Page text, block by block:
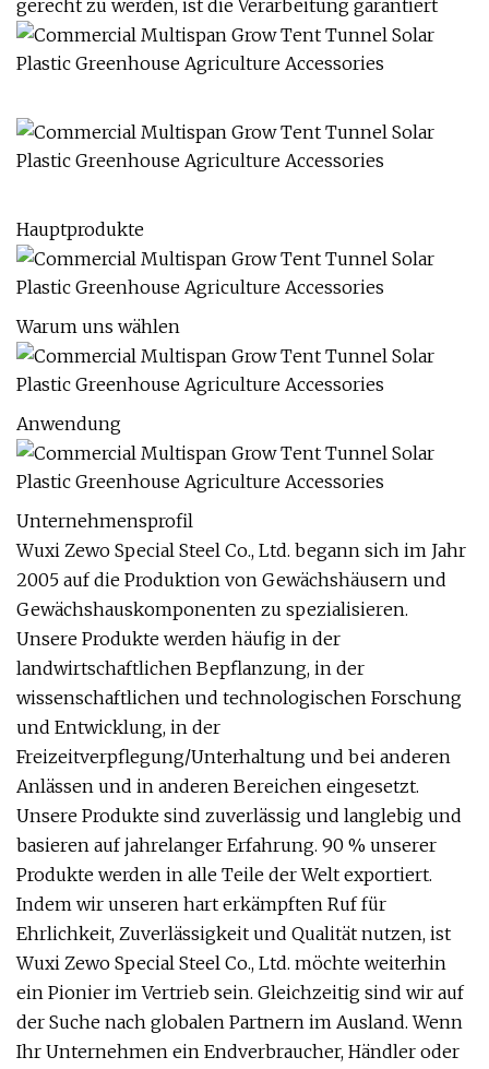
gerecht zu werden, ist die Verarbeitung garantiert
Hauptprodukte
Warum uns wählen
Anwendung
Unternehmensprofil
Wuxi Zewo Special Steel Co., Ltd. begann sich im Jahr
2005 auf die Produktion von Gewächshäusern und
Gewächshauskomponenten zu spezialisieren.
Unsere Produkte werden häufig in der
landwirtschaftlichen Bepflanzung, in der
wissenschaftlichen und technologischen Forschung
und Entwicklung, in der
Freizeitverpflegung/Unterhaltung und bei anderen
Anlässen und in anderen Bereichen eingesetzt.
Unsere Produkte sind zuverlässig und langlebig und
basieren auf jahrelanger Erfahrung. 90 % unserer
Produkte werden in alle Teile der Welt exportiert.
Indem wir unseren hart erkämpften Ruf für
Ehrlichkeit, Zuverlässigkeit und Qualität nutzen, ist
Wuxi Zewo Special Steel Co., Ltd. möchte weiterhin
ein Pionier im Vertrieb sein. Gleichzeitig sind wir auf
der Suche nach globalen Partnern im Ausland. Wenn
Ihr Unternehmen ein Endverbraucher, Händler oder